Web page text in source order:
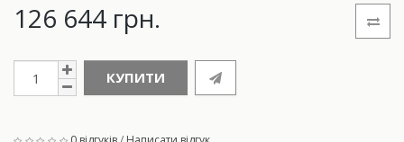
126 644 грн.
КУПИТИ